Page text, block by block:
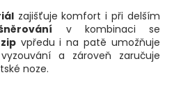
zajišťuje komfort i při delším
v kombinaci se
vpředu i na patě umožňuje
a zároveň zaručuje
noze.